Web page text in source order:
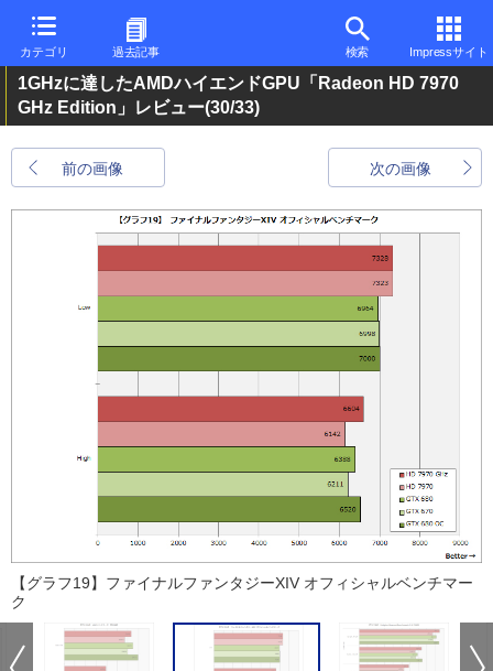
カテゴリ 過去記事 検索 Impressサイト
1GHzに達したAMDハイエンドGPU「Radeon HD 7970
GHz Edition」レビュー(30/33)
前の画像 次の画像
【グラフ19】ファイナルファンタジーXIV オフィシャルベンチマー
ク